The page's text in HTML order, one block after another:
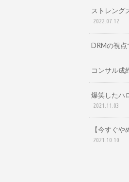
ストレング
2022.07.12
DRMの視点
コンサル成
爆笑したハ
2021.11.03
【今すぐ
2021.10.10